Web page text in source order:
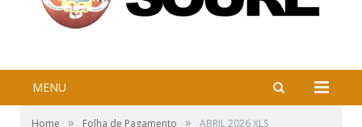
MENU
Home » Folha de Pagamento » ABRIL 2026 XLS